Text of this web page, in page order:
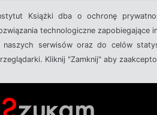
Książki dba o ochronę
technologiczne zapobiegające
naszych serwisów oraz do celów
Kliknij "Zamknij" aby